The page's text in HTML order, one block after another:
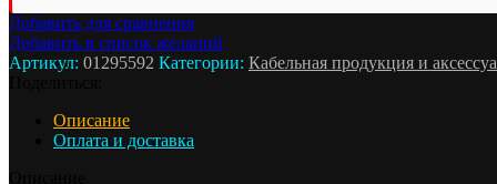
Добавить для сравнения
Добавить в список желаний
Артикул: 01295592 Категории: Кабельная продукция и
Описание
Оплата и доставка